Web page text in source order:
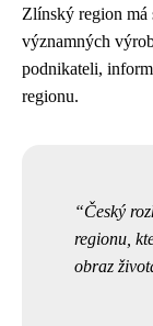
Zlínský region má
významných
podnikateli,
regionu.
Český
regionu,
obraz